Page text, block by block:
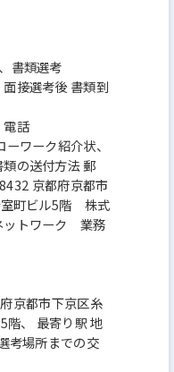
書類選考
接選考後 書類到
電話
ワーク紹介状、
の送付方法 郵
京都府京都市
室町ビル5階 株式
ットワーク 業務
京都市下京区糸
階、 最寄り駅 地
考場所までの交